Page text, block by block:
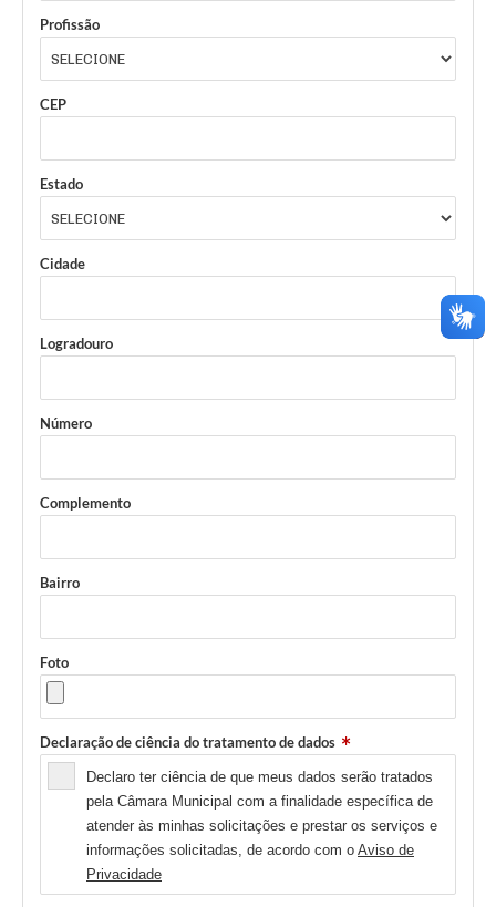
Profissão
CEP
Estado
Cidade
Logradouro
Número
Complemento
Bairro
Foto
Declaração de ciência do tratamento de dados
Declaro ter ciência de que meus dados serão tratados
pela Câmara Municipal com a finalidade específica de
atender às minhas solicitações e prestar os serviços e
informações solicitadas, de acordo com o Aviso de
Privacidade